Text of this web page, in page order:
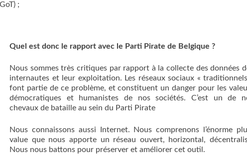
;
Quel est donc le rapport avec le Parti Pirate de Belgique ?
Nous sommes très critiques par rapport à la collecte des données
internautes et leur exploitation. Les réseaux sociaux «
font partie de ce problème, et constituent un danger pour les
démocratiques et humanistes de nos sociétés. C’est un de
chevaux de bataille au sein du Parti Pirate
Nous connaissons aussi Internet. Nous comprenons l’énorme
value que nous apporte un réseau ouvert, horizontal,
Nous nous battons pour préserver et améliorer cet outil.